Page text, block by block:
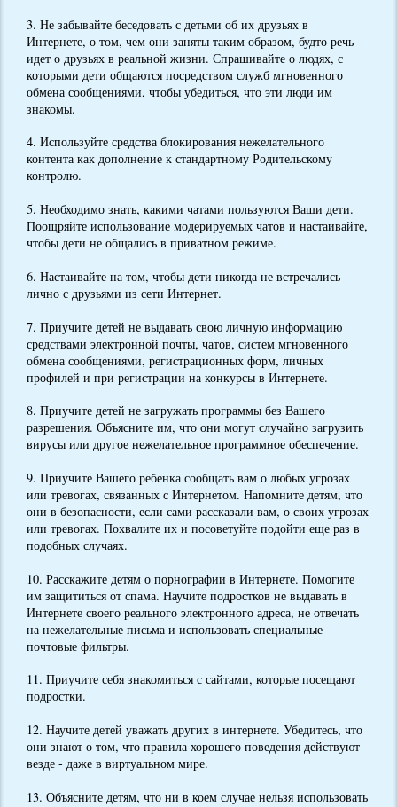
3. Не забывайте беседовать с детьми об их друзьях в
Интернете, о том, чем они заняты таким образом, будто речь
идет о друзьях в реальной жизни. Спрашивайте о людях, с
которыми дети общаются посредством служб мгновенного
обмена сообщениями, чтобы убедиться, что эти люди им
знакомы.
4. Используйте средства блокирования нежелательного
контента как дополнение к стандартному Родительскому
контролю.
5. Необходимо знать, какими чатами пользуются Ваши дети.
Поощряйте использование модерируемых чатов и настаивайте,
чтобы дети не общались в приватном режиме.
6. Настаивайте на том, чтобы дети никогда не встречались
лично с друзьями из сети Интернет.
7. Приучите детей не выдавать свою личную информацию
средствами электронной почты, чатов, систем мгновенного
обмена сообщениями, регистрационных форм, личных
профилей и при регистрации на конкурсы в Интернете.
8. Приучите детей не загружать программы без Вашего
разрешения. Объясните им, что они могут случайно загрузить
вирусы или другое нежелательное программное обеспечение.
9. Приучите Вашего ребенка сообщать вам о любых угрозах
или тревогах, связанных с Интернетом. Напомните детям, что
они в безопасности, если сами рассказали вам, о своих угрозах
или тревогах. Похвалите их и посоветуйте подойти еще раз в
подобных случаях.
10. Расскажите детям о порнографии в Интернете. Помогите
им защититься от спама. Научите подростков не выдавать в
Интернете своего реального электронного адреса, не отвечать
на нежелательные письма и использовать специальные
почтовые фильтры.
11. Приучите себя знакомиться с сайтами, которые посещают
подростки.
12. Научите детей уважать других в интернете. Убедитесь, что
они знают о том, что правила хорошего поведения действуют
везде - даже в виртуальном мире.
13. Объясните детям, что ни в коем случае нельзя использовать